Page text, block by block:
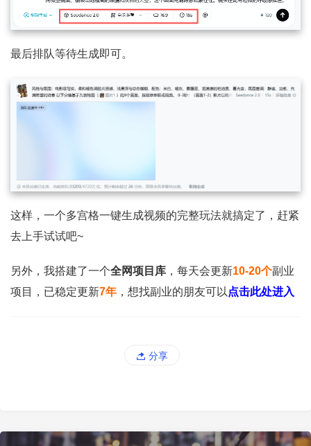
最后排队等待生成即可。
这样，一个多宫格一键生成视频的完整玩法就搞定了，赶紧
去上手试试吧~
另外，我搭建了一个全网项目库 ，每天会更新10-20个副业
项目，已稳定更新7年 ，想找副业的朋友可以 点击此处进入
分享